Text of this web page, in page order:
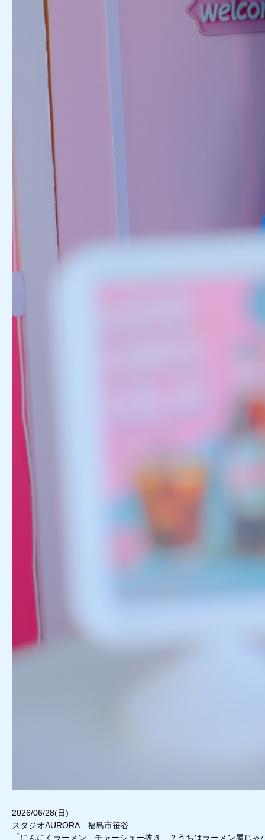
2026/06/28(日)
スタジオAURORA 福島市笹谷
「にんにくラーメン、チャーシュー抜き…？うちはラーメン屋じ